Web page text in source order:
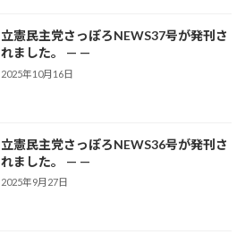
立憲民主党さっぽろNEWS37号が発刊さ
れました。 — —
2025年10月16日
立憲民主党さっぽろNEWS36号が発刊さ
れました。 — —
2025年9月27日